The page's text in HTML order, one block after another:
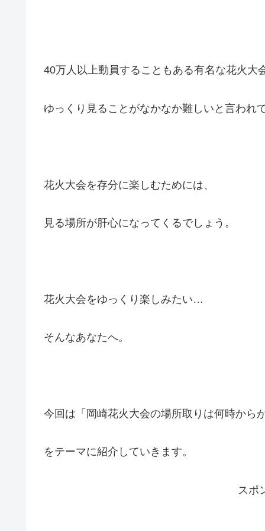
40万人以上動員することもある有名な花火大
ゆっくり見ることがなかなか難しいと言われ
花火大会を存分に楽しむためには、
見る場所が肝心になってくるでしょう。
花火大会をゆっくり楽しみたい…
そんなあなたへ。
今回は「岡崎花火大会の場所取りは何時から
をテーマに紹介していきます。
スポ